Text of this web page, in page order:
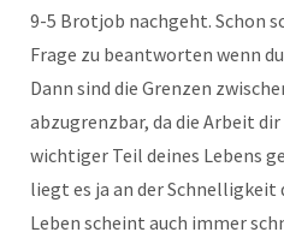
9-5 Brotjob nachgeht. Schon
Frage zu beantworten wenn
Dann sind die Grenzen
abzugrenzbar, da die Arbeit
wichtiger Teil deines Lebens
liegt es ja an der Schnelligkeit
Leben scheint auch immer